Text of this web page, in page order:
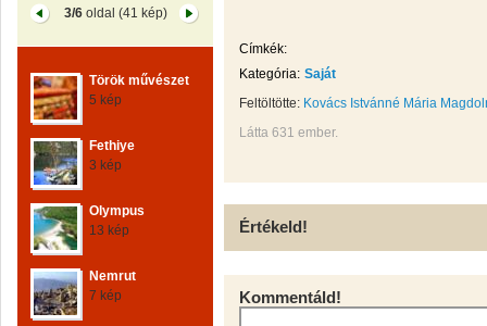
3/6oldal (41 kép)
Török művészet
5 kép
Fethiye
3 kép
Olympus
13 kép
Nemrut
7 kép
Címkék:
Kategória: Saját
Feltöltötte: Kovács Istvánné Mária
Látta 631 ember.
Értékeld!
Kommentáld!